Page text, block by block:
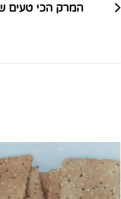
המרק הכי טעים